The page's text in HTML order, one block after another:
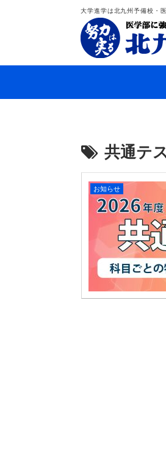
大学進学は北九州予備校・
共通テ
お知らせ